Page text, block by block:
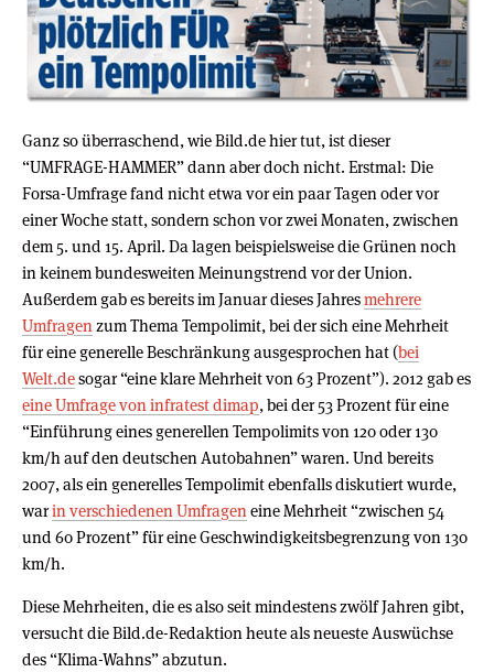
Ganz so überraschend, wie Bild.de hier tut, ist dieser
“UMFRAGE-HAMMER” dann aber doch nicht. Erstmal: Die
Forsa-Umfrage fand nicht etwa vor ein paar Tagen oder vor
einer Woche statt, sondern schon vor zwei Monaten, zwischen
dem 5. und 15. April. Da lagen beispielsweise die Grünen noch
in keinem bundesweiten Meinungstrend vor der Union.
Außerdem gab es bereits im Januar dieses Jahresmehrere
Umfragenzum Thema Tempolimit, bei der sich eine Mehrheit
für eine generelle Beschränkung ausgesprochen hat (bei
Welt.desogar “eine klare Mehrheit von 63 Prozent”). 2012 gab es
eine Umfrage von infratest dimap, bei der 53 Prozent für eine
“Einführung eines generellen Tempolimits von 120 oder 130
km/h auf den deutschen Autobahnen” waren. Und bereits
2007, als ein generelles Tempolimit ebenfalls diskutiert wurde,
warin verschiedenen Umfrageneine Mehrheit “zwischen 54
und 60 Prozent” für eine Geschwindigkeitsbegrenzung von 130
km/h.
Diese Mehrheiten, die es also seit mindestens zwölf Jahren gibt,
versucht die Bild.de-Redaktion heute als neueste Auswüchse
des “Klima-Wahns” abzutun.